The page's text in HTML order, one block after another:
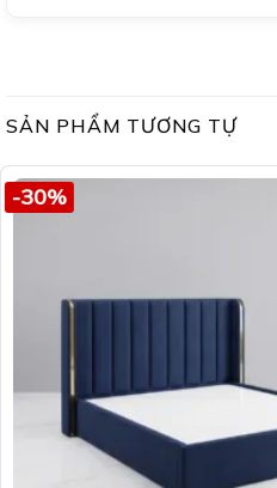
SẢN PHẨM TƯƠNG TỰ
-30%